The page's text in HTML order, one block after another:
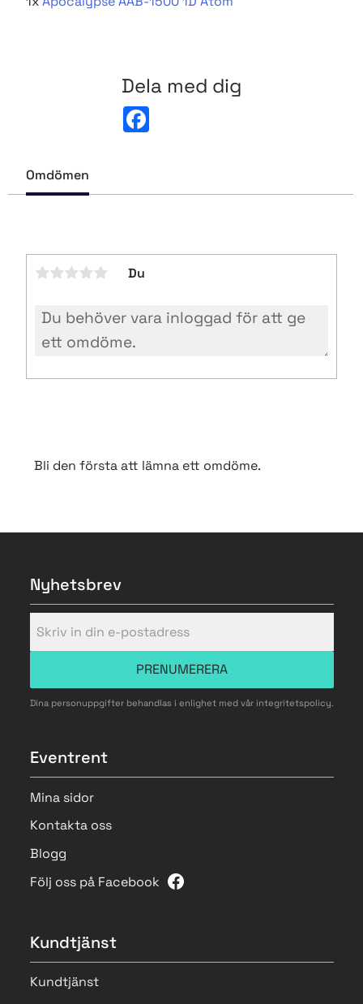
Dela med dig
o
Omdömen
Du
Bli den första att lämna ett omdöme.
Nyhetsbrev
PRENUMERERA
Dina personuppgifter behandlas i enlighet med vår integritetspolicy.
Eventrent
Mina sidor
Kontakta oss
Blogg
Följ oss på Facebook
Kundtjänst
Kundtjänst